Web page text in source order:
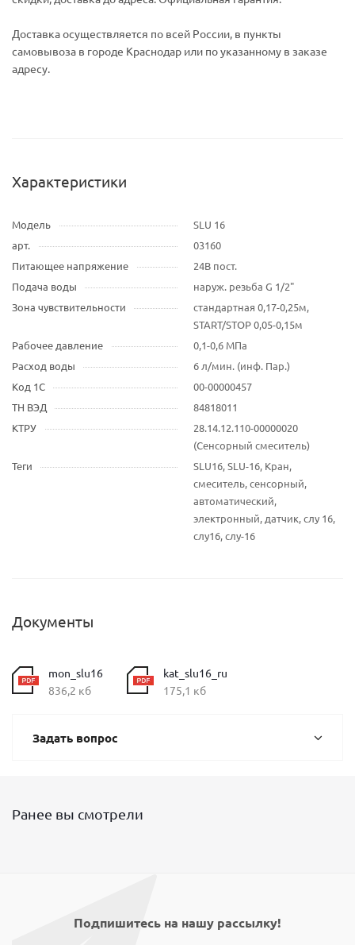
Доставка осуществляется по всей России, в пункты
самовывоза в городе Краснодар или по указанному в заказе
адресу.
Характеристики
Модель
SLU 16
арт.
03160
Питающее напряжение
24В пост.
Подача воды
наруж. резьба G 1/2"
Зона чувствительности
стандартная 0,17-0,25м,
START/STOP 0,05-0,15м
Рабочее давление
0,1-0,6 МПа
Расход воды
6 л/мин. (инф. Пар.)
Код 1С
00-00000457
ТН ВЭД
84818011
КТРУ
28.14.12.110-00000020
(Сенсорный смеситель)
Теги
SLU16, SLU-16, Кран,
смеситель, сенсорный,
автоматический,
электронный, датчик, слу 16,
слу16, слу-16
Документы
mon_slu16
836,2 кб
kat_slu16_ru
175,1 кб
Задать вопрос
Ранее вы смотрели
Подпишитесь на нашу рассылку!